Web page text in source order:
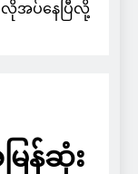
လိုအပ်နေပြီလို့
ြန်ဆုံး